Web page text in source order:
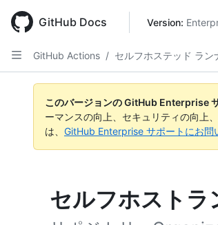
main
content
GitHub Docs Version:
GitHub Actions / セルフホステッド ラン
このバージョンの GitHub Enterprise
ーマンスの向上、セキュリティの向上
は、 GitHub Enterprise サポートにお問
セルフホストラ